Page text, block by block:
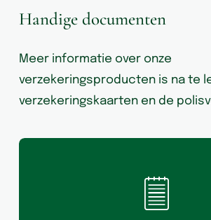
Handige documenten
Meer informatie over onze
verzekeringsproducten is na te
verzekeringskaarten en de